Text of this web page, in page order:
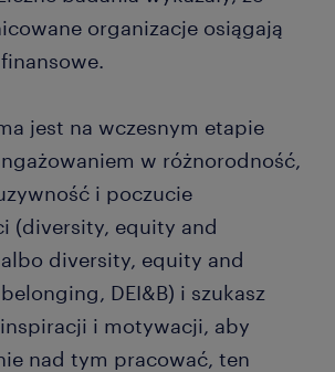
organizacje osiągają
jest na wczesnym etapie
w różnorodność,
i poczucie
(diversity, equity and
diversity, equity and
DEI&B) i szukasz
i motywacji, aby
nad tym pracować, ten